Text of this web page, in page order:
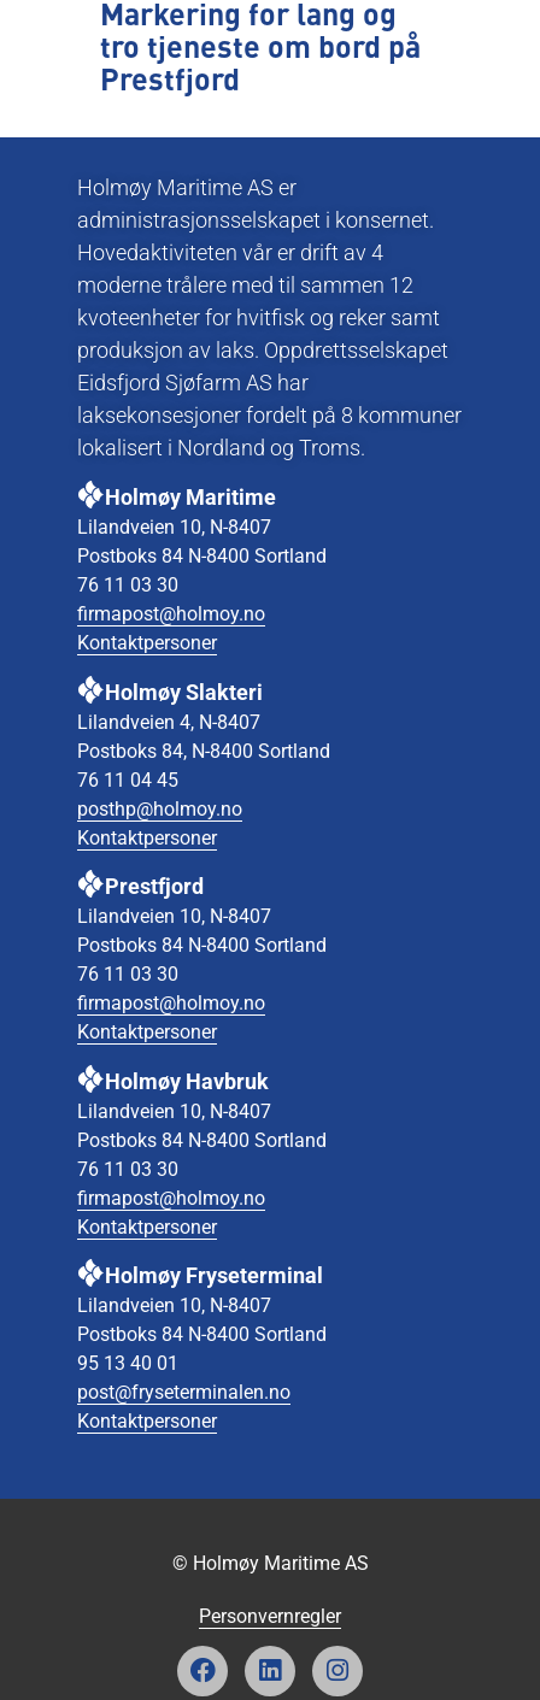
Markering for lang og
tro tjeneste om bord på
Prestfjord
Holmøy Maritime AS er
administrasjonsselskapet i konsernet.
Hovedaktiviteten vår er drift av 4
moderne trålere med til sammen 12
kvoteenheter for hvitfisk og reker samt
produksjon av laks. Oppdrettsselskapet
Eidsfjord Sjøfarm AS har
laksekonsesjoner fordelt på 8 kommuner
lokalisert i Nordland og Troms.
Holmøy Maritime
Lilandveien 10, N-8407
Postboks 84 N-8400 Sortland
76 11 03 30
firmapost@holmoy.no
Kontaktpersoner
Holmøy Slakteri
Lilandveien 4, N-8407
Postboks 84, N-8400 Sortland
76 11 04 45
posthp@holmoy.no
Kontaktpersoner
Prestfjord
Lilandveien 10, N-8407
Postboks 84 N-8400 Sortland
76 11 03 30
firmapost@holmoy.no
Kontaktpersoner
Holmøy Havbruk
Lilandveien 10, N-8407
Postboks 84 N-8400 Sortland
76 11 03 30
firmapost@holmoy.no
Kontaktpersoner
Holmøy Fryseterminal
Lilandveien 10, N-8407
Postboks 84 N-8400 Sortland
95 13 40 01
post@fryseterminalen.no
Kontaktpersoner
© Holmøy Maritime AS
Personvernregler